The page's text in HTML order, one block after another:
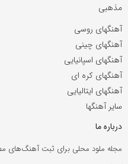
مذهبی
آهنگهای روسی
آهنگهای چینی
آهنگهای اسپانیایی
آهنگهای کره ای
آهنگهای ایتالیایی
سایر آهنگها
درباره ما
مجله ملود محلی برای ثبت آهنگ‌های